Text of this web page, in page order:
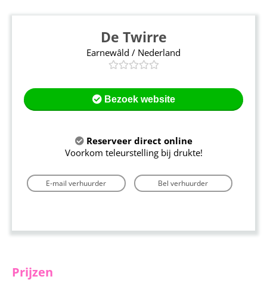
De Twirre
Earnewâld / Nederland
Bezoek website
Reserveer direct online
Voorkom teleurstelling bij drukte!
E-mail verhuurder Bel verhuurder
Prijzen